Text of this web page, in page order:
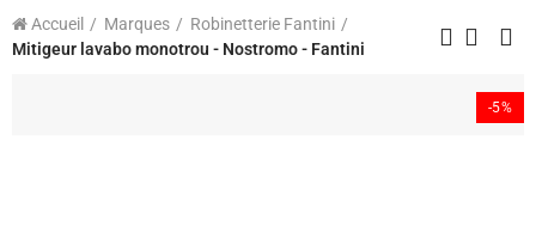
Accueil Marques
Robinetterie Fantini
Mitigeur lavabo monotrou - Nostromo - Fantini
-5%